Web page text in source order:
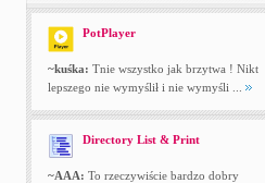
PotPlayer
~kuśka: Tnie wszystko jak brzytwa ! Nikt
lepszego nie wymyślił i nie wymyśli ...
Directory List & Print
~AAA: To rzeczywiście bardzo dobry